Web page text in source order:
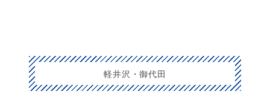
軽井沢・御代田